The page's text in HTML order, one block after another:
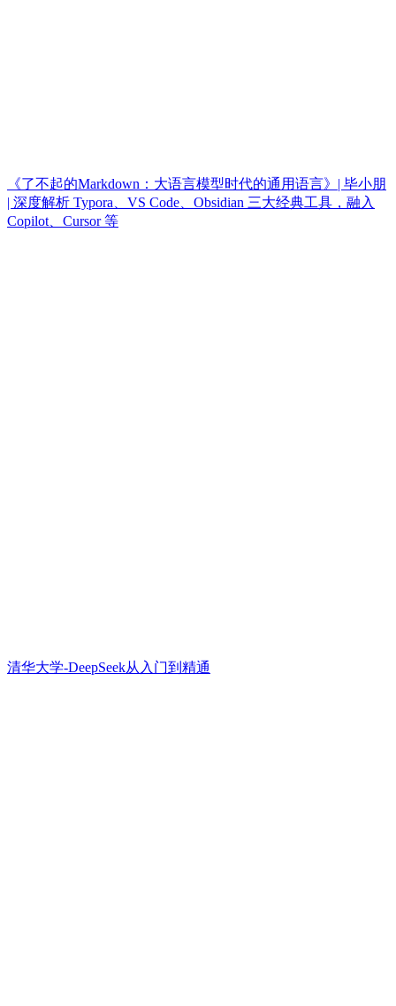
《了不起的Markdown：大语言模型时代的通用语言》| 毕小朋
| 深度解析 Typora、VS Code、Obsidian 三大经典工具，融入
Copilot、Cursor 等
清华大学-DeepSeek从入门到精通